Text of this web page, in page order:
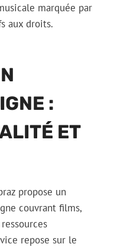
marquée par
aux droits.
:
ET
propose un
couvrant films,
repose sur le